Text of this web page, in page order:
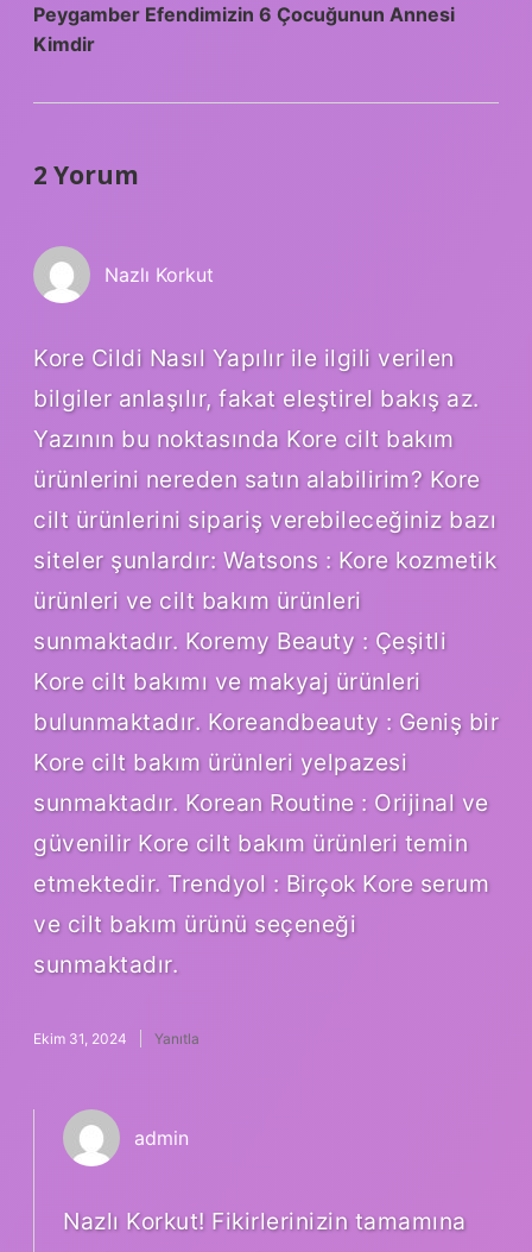
Peygamber Efendimizin 6 Çocuğunun Annesi
Kimdir
2 Yorum
Nazlı Korkut
Kore Cildi Nasıl Yapılır ile ilgili verilen
bilgiler anlaşılır, fakat eleştirel bakış az.
Yazının bu noktasında Kore cilt bakım
ürünlerini nereden satın alabilirim? Kore
cilt ürünlerini sipariş verebileceğiniz bazı
siteler şunlardır: Watsons : Kore kozmetik
ürünleri ve cilt bakım ürünleri
sunmaktadır. Koremy Beauty : Çeşitli
Kore cilt bakımı ve makyaj ürünleri
bulunmaktadır. Koreandbeauty : Geniş bir
Kore cilt bakım ürünleri yelpazesi
sunmaktadır. Korean Routine : Orijinal ve
güvenilir Kore cilt bakım ürünleri temin
etmektedir. Trendyol : Birçok Kore serum
ve cilt bakım ürünü seçeneği
sunmaktadır.
Ekim 31, 2024 Yanıtla
admin
Nazlı Korkut! Fikirlerinizin tamamına